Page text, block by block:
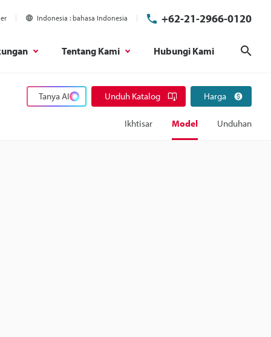
Indonesia bahasa Indonesia +62-21-2966-0120
Tentang Kami Hubungi Kami
Tanya AI Unduh Katalog Harga
Ikhtisar Model Unduhan